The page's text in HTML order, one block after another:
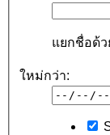
แยกชื่อด้ว
ใหม่กว่า: